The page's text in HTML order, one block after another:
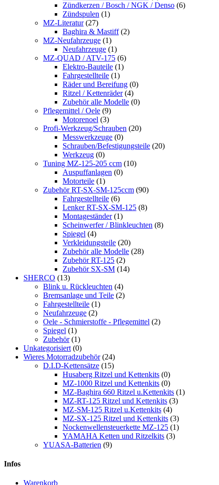
Zündkerzen / Bosch / NGK / Denso (6)
Zündspulen (1)
MZ-Literatur (27)
Baghira & Mastiff (2)
MZ-Neufahrzeuge (1)
Neufahrzeuge (1)
MZ-QUAD / ATV-175 (6)
Elektro-Bauteile (1)
Fahrgestellteile (1)
Räder und Bereifung (0)
Ritzel / Kettenräder (4)
Zubehör alle Modelle (0)
Pflegemittel / Oele (9)
Motorenoel (3)
Profi-Werkzeug/Schrauben (20)
Messwerkzeuge (0)
Schrauben/Befestigungsteile (20)
Werkzeug (0)
Tuning MZ-125-205 ccm (10)
Auspuffanlagen (0)
Motorteile (1)
Zubehör RT-SX-SM-125ccm (90)
Fahrgestellteile (6)
Lenker RT-SX-SM-125 (8)
Montageständer (1)
Scheinwerfer / Blinkleuchten (8)
Spiegel (4)
Verkleidungsteile (20)
Zubehör alle Modelle (28)
Zubehör RT-125 (2)
Zubehör SX-SM (14)
SHERCO (13)
Blink u. Rückleuchten (4)
Bremsanlage und Teile (2)
Fahrgestellteile (1)
Neufahrzeuge (2)
Oele - Schmierstoffe - Pflegemittel (2)
Spiegel (1)
Zubehör (1)
Unkategorisiert (0)
Wieres Motorradzubehör (24)
D.I.D-Kettensätze (15)
Husaberg Ritzel und Kettenkits (0)
MZ-1000 Ritzel und Kettenkits (0)
MZ-Baghira 660 Ritzel u.Kettenkits (1)
MZ-RT-125 Ritzel und Kettenkits (3)
MZ-SM-125 Ritzel u.Kettenkits (4)
MZ-SX-125 Ritzel und Kettenkits (3)
Nockenwellensteuerkette MZ-125 (1)
YAMAHA Ketten und Ritzelkits (3)
YUASA-Batterien (9)
Infos
Warenkorb